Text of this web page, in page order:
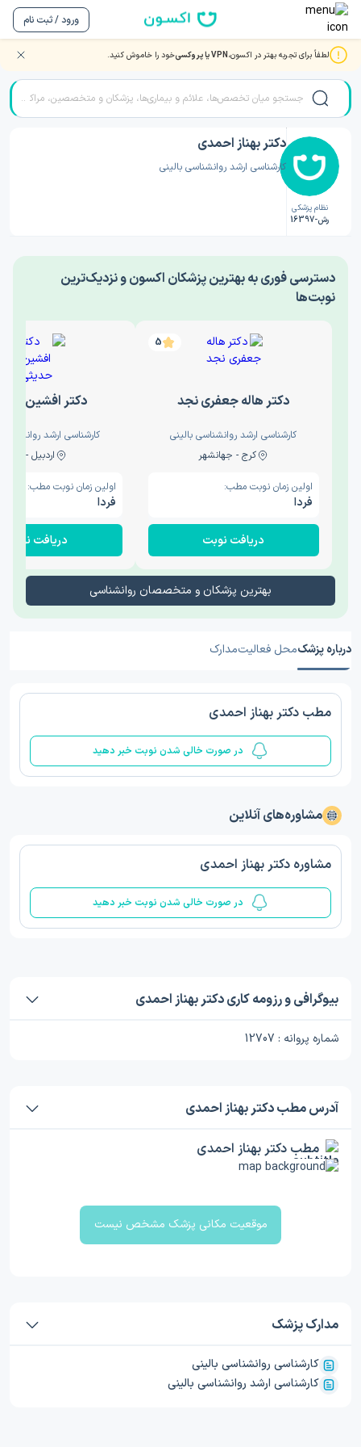
ورود / ثبت نام
لطفاً برای تجربه بهتر در اکسون،VPN یا پروکسی خود را خاموش کنید. صفحه اصلی/دکتر روانشناسی/دکتر بهناز احمدی
نظام پزشکی
رش-16397
دکتر بهناز احمدی
کارشناسی ارشد روانشناسی بالینی
‎دسترسی فوری به بهترین پزشکان اکسون و نزدیک‌ترین
نوبت‌ها
5
دکتر هاله جعفری نجد
کارشناسی ارشد روانشناسی بالینی
کرج - جهانشهر
اولین زمان نوبت مطب:
فردا
دریافت نوبت
دکتر افشین
کارشناسی ارشد
اردبیل - والی
اولین زمان نوبت مطب:
فردا
دریافت نوبت
بهترین پزشکان و متخصصان روانشناسی
درباره پزشکمحل فعالیتمدارک
مطب دکتر بهناز احمدی
در صورت خالی شدن نوبت خبر دهید
مشاوره‌های آنلاین
مشاوره دکتر بهناز احمدی
در صورت خالی شدن نوبت خبر دهید
بیوگرافی و رزومه کاری دکتر بهناز احمدی
شماره پروانه : 12707
آدرس مطب دکتر بهناز احمدی
مطب دکتر بهناز احمدی
موقعیت مکانی پزشک مشخص نیست
مدارک پزشک
کارشناسی روانشناسی بالینی
کارشناسی ارشد روانشناسی بالینی